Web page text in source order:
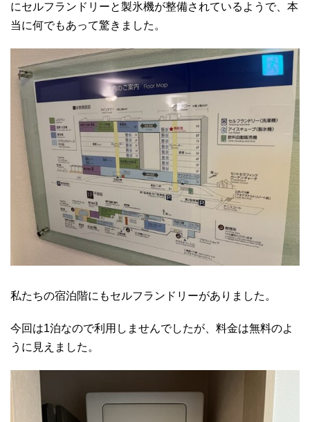
にセルフランドリーと製氷機が整備されているようで、本
当に何でもあって驚きました。
私たちの宿泊階にもセルフランドリーがありました。
今回は1泊なので利用しませんでしたが、料金は無料のよ
うに見えました。